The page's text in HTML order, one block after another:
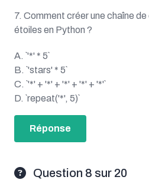
7. Comment créer une chaîne
étoiles en Python ?
A. `'*' * 5`
B. `'stars' * 5`
C. `'*' + '*' + '*' + '*' + '*'`
D. `repeat('*', 5)`
Réponse
Question 8 sur 20